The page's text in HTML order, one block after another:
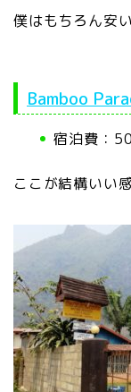
僕はもちろん安
Bamboo
宿泊費：
ここが結構いい